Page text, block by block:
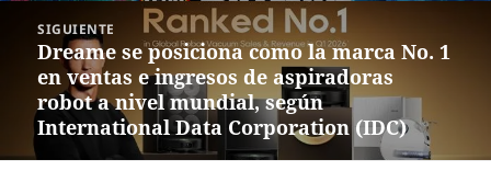
SIGUIENTE
Siguiente
entrada:
Dreame se posiciona como la marca No. 1
en ventas e ingresos de aspiradoras
robot a nivel mundial, según
International Data Corporation (IDC)